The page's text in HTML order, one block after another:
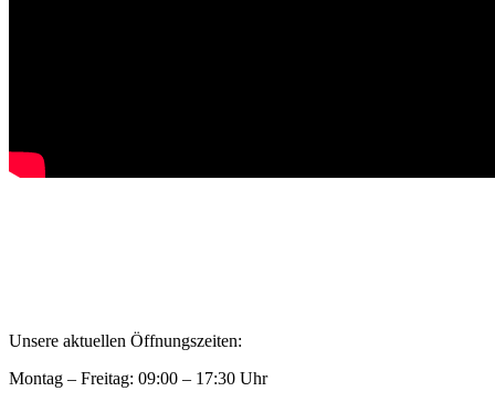
Unsere aktuellen Öffnungszeiten:
Montag – Freitag: 09:00 – 17:30 Uhr